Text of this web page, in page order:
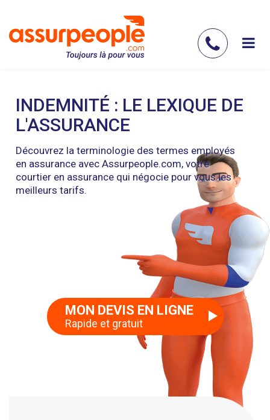
contenu
nous
INDEMNITÉ : LE LEXIQUE DE
L'ASSURANCE
Découvrez la terminologie des termes employés
en assurance avec Assurpeople.com, votre
courtier en assurance qui négocie pour vous les
meilleurs tarifs.
MON DEVIS EN LIGNE
Rapide et gratuit